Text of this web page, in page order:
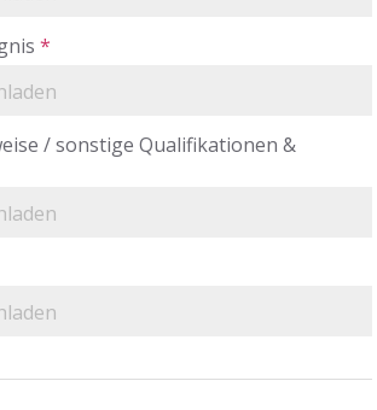
*
/ sonstige Qualifikationen &